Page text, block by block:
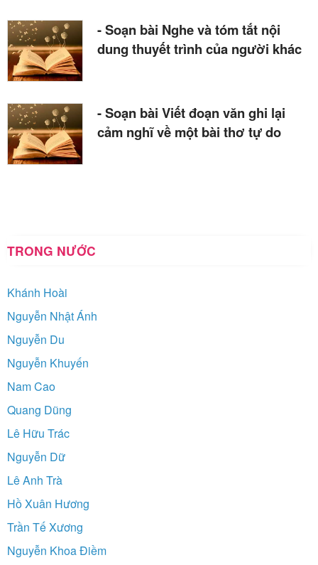
- Soạn bài Nghe và tóm tắt nội
dung thuyết trình của người khác
- Soạn bài Viết đoạn văn ghi lại
cảm nghĩ về một bài thơ tự do
TRONG NƯỚC
Khánh Hoài
Nguyễn Nhật Ánh
Nguyễn Du
Nguyễn Khuyến
Nam Cao
Quang Dũng
Lê Hữu Trác
Nguyễn Dữ
Lê Anh Trà
Hồ Xuân Hương
Trần Tế Xương
Nguyễn Khoa Điềm